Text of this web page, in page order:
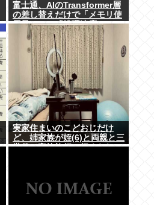
富士通、AIのTransformer層
の差し替えだけで「メモリ使
用量1/10」「処理速度475
倍」になる魔改造を発表
実家住まいのこどおじだけ
ど、姉家族が姪(6)と両親と三
世代で家族旅行に行くらしい